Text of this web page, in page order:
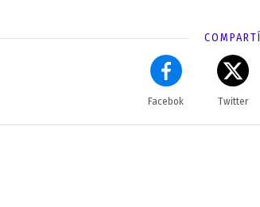
COMPARTÍ
Facebok Twitter